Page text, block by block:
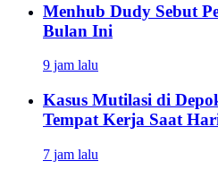
Menhub Dudy Sebut
Bulan Ini
9 jam lalu
Kasus Mutilasi di
Tempat Kerja Saat
7 jam lalu